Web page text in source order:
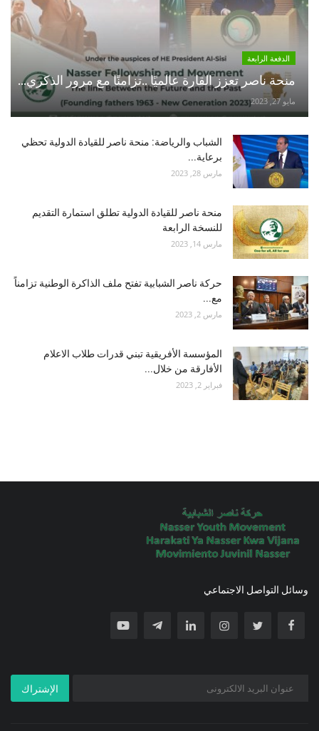
الدفعة الرابعة
منحة ناصر تعزز القارة عالميًا ..تزامنًا مع مرور الذكري...
مايو 27, 2023
الشباب والرياضة: منحة ناصر للقيادة الدولية تحظي
برعاية...
مارس 28, 2023
منحة ناصر للقيادة الدولية تطلق استمارة التقديم
للنسخة الرابعة
مارس 14, 2023
حركة ناصر الشبابية تفتح ملف الذاكرة الوطنية تزامناً
مع...
مارس 2, 2023
المؤسسة الأفريقية تبني قدرات طلاب الاعلام
الأفارقة من خلال...
فبراير 2, 2023
وسائل التواصل الاجتماعي
الإشتراك